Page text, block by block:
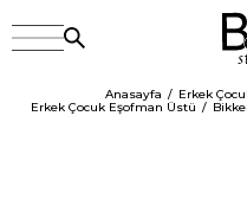
Anasayfa Erkek
Erkek Çocuk Eşofman Üstü